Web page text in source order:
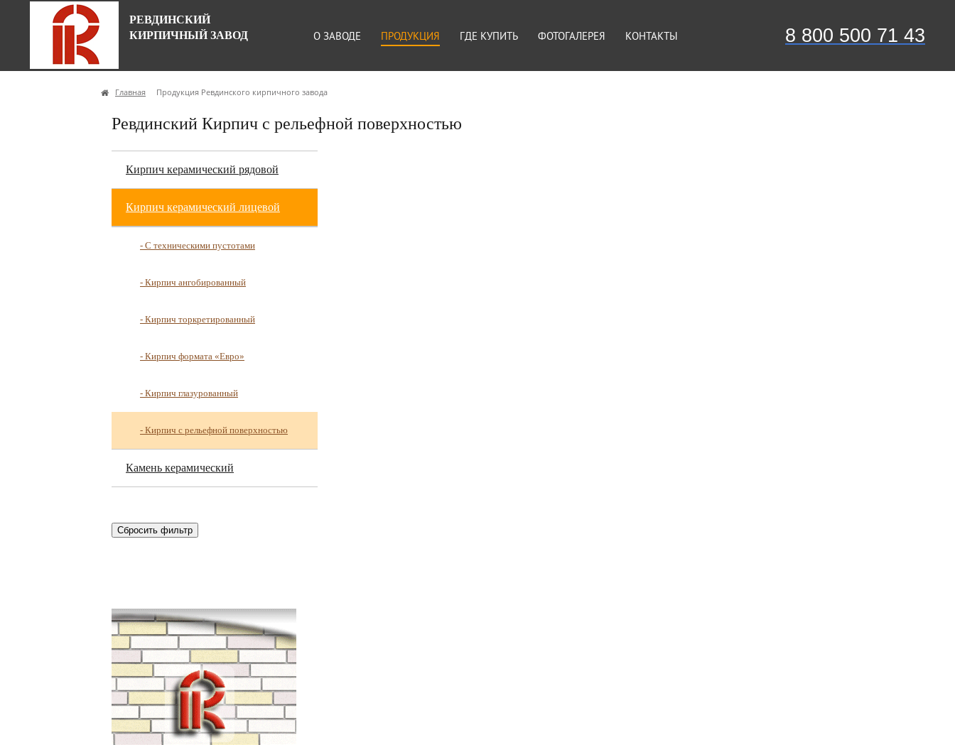
РЕВДИНСКИЙ
КИРПИЧНЫЙ ЗАВОД
О ЗАВОДЕ ПРОДУКЦИЯ ГДЕ КУПИТЬ ФОТОГАЛЕРЕЯ КОНТАКТЫ 8 800 500 71 43
Главная Продукция Ревдинского кирпичного завода
Ревдинский Кирпич с рельефной поверхностью
Кирпич керамический рядовой
Кирпич керамический лицевой
- С техническими пустотами
- Кирпич ангобированный
- Кирпич торкретированный
- Кирпич формата «Евро»
- Кирпич глазурованный
- Кирпич с рельефной поверхностью
Камень керамический